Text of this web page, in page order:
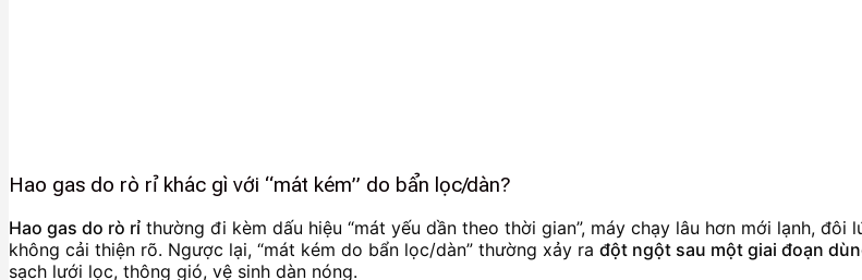
Hao gas do rò rỉ khác gì với “mát kém” do bẩn lọc/dàn?
Hao gas do rò rỉ thường đi kèm dấu hiệu “mát yếu dần theo thời gian”, máy chạy lâu hơn mới lạnh,
không cải thiện rõ. Ngược lại, “mát kém do bẩn lọc/dàn” thường xảy ra đột ngột sau một giai đoạn
sạch lưới lọc, thông gió, vệ sinh dàn nóng.